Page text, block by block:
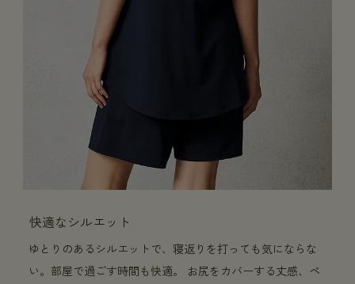
快適なシルエット
ゆとりのあるシルエットで、寝返りを打っても気にならな
い。部屋で過ごす時間も快適。 お尻をカバーする丈感、ペ